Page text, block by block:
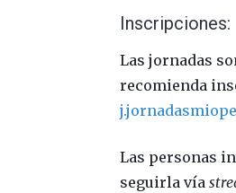
Inscripciones:
Las jornadas
recomienda
Las personas
seguirla vía